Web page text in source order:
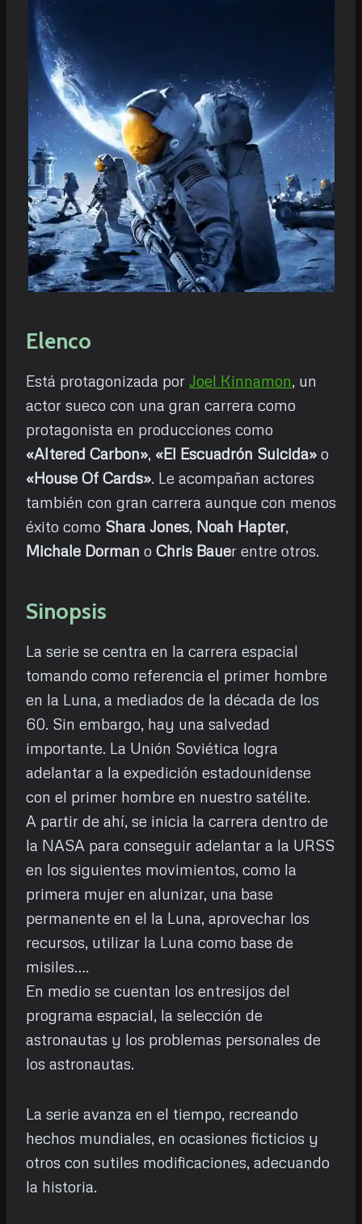
Elenco
Está protagonizada por Joel Kinnamon, un
actor sueco con una gran carrera como
protagonista en producciones como
«Altered Carbon», «El Escuadrón Suicida» o
«House Of Cards». Le acompañan actores
también con gran carrera aunque con menos
éxito como Shara Jones, Noah Hapter,
Michale Dorman o Chris Bauer entre otros.
Sinopsis
La serie se centra en la carrera espacial
tomando como referencia el primer hombre
en la Luna, a mediados de la década de los
60. Sin embargo, hay una salvedad
importante. La Unión Soviética logra
adelantar a la expedición estadounidense
con el primer hombre en nuestro satélite.
A partir de ahí, se inicia la carrera dentro de
la NASA para conseguir adelantar a la URSS
en los siguientes movimientos, como la
primera mujer en alunizar, una base
permanente en el la Luna, aprovechar los
recursos, utilizar la Luna como base de
misiles….
En medio se cuentan los entresijos del
programa espacial, la selección de
astronautas y los problemas personales de
los astronautas.
La serie avanza en el tiempo, recreando
hechos mundiales, en ocasiones ficticios y
otros con sutiles modificaciones, adecuando
la historia.